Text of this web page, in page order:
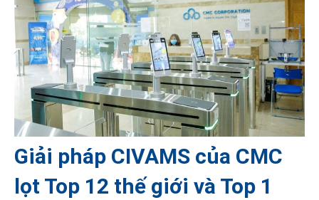
Giải pháp CIVAMS của CMC
lọt Top 12 thế giới và Top 1